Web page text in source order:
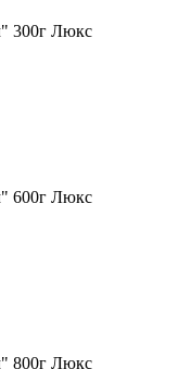
300г Люкс
600г Люкс
800г Люкс